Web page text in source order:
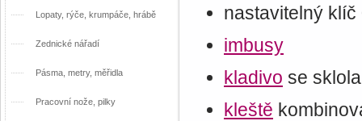
nastavitelný klíč
imbusy
kladivo se
kleště
Lopaty, rýče, krumpáče, hrábě
Zednické nářadí
Pásma, metry, měřidla
Pracovní nože, pilky